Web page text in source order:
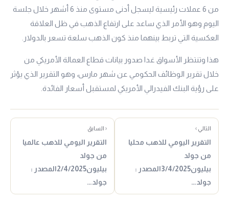
من 6 عملات رئيسية ليسجل أدنى مستوى منذ 6 أشهر خلال جلسة
اليوم وهو الأمر الذي ساعد على ارتفاع الذهب في ظل العلاقة
العكسية التي تربط بينهما منذ كون الذهب سلعة تسعر بالدولار.
هذا وتنتظر الأسواق غدا صدور بيانات قطاع العمالة الأمريكي من
خلال تقرير الوظائف الحكومي عن شهر مارس، وهو التقرير الذي يؤثر
على رؤية البنك الفيدرالي الأمريكي لمستقبل أسعار الفائدة.
التالي ›
التقرير اليومي للذهب محليا
من جولد
بيليون3/4/2025المصدر :
جولد…
‹ السابق
التقرير اليومي للذهب عالميا
من جولد
بيليون2/4/2025المصدر :
جولد…